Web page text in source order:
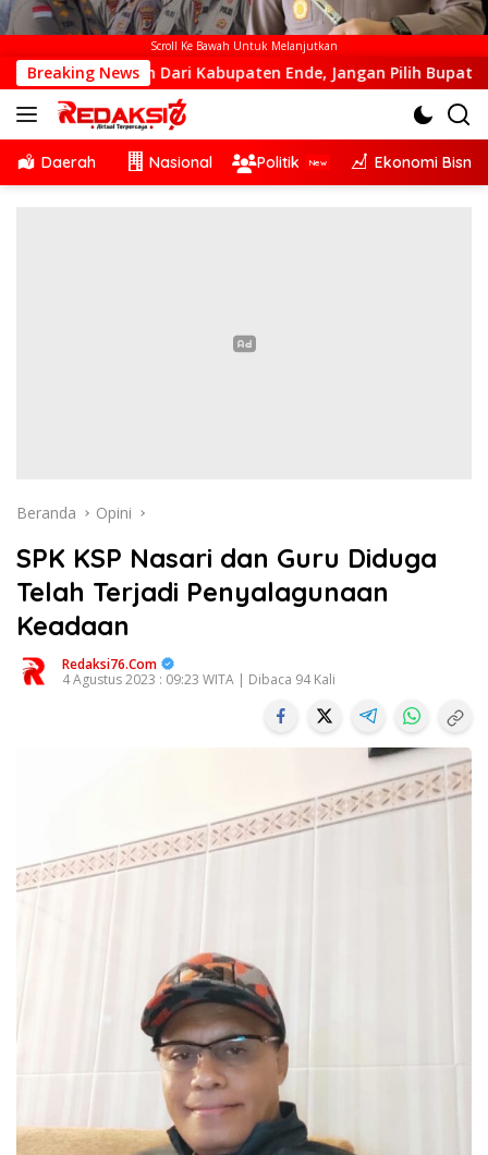
Scroll Ke Bawah Untuk Melanjutkan
Breaking News
Dari Kabupaten Ende, Jangan Pilih Bupati Suka ‘Wora-
Daerah Nasional Politik Ekonomi Bisnis
Beranda Opini
SPK KSP Nasari dan Guru Diduga
Telah Terjadi Penyalagunaan
Keadaan
Redaksi76.com
4 Agustus 2023 : 09:23 WITA | Dibaca 94 Kali